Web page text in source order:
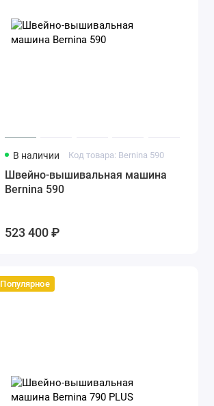
В наличии Код товара: Bernina 590
Швейно-вышивальная машина
Bernina 590
523 400 ₽
Популярное